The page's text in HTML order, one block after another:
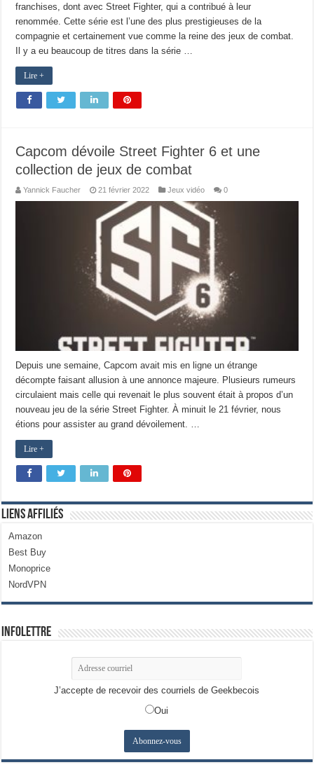
franchises, dont avec Street Fighter, qui a contribué à leur
renommée. Cette série est l’une des plus prestigieuses de la
compagnie et certainement vue comme la reine des jeux de combat.
Il y a eu beaucoup de titres dans la série …
Lire +
Capcom dévoile Street Fighter 6 et une
collection de jeux de combat
Yannick Faucher 21 février 2022 Jeux vidéo 0
Depuis une semaine, Capcom avait mis en ligne un étrange
décompte faisant allusion à une annonce majeure. Plusieurs rumeurs
circulaient mais celle qui revenait le plus souvent était à propos d’un
nouveau jeu de la série Street Fighter. À minuit le 21 février, nous
étions pour assister au grand dévoilement. …
Lire +
Liens Affiliés
Amazon
Best Buy
Monoprice
NordVPN
Infolettre
J’accepte de recevoir des courriels de Geekbecois
Oui